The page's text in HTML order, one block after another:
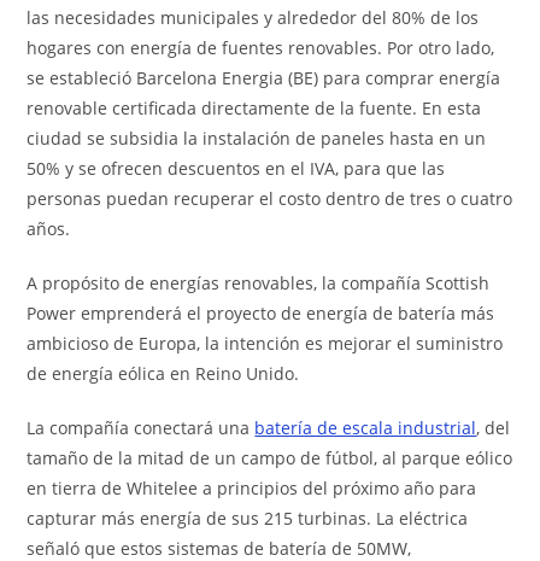
las necesidades municipales y alrededor del 80% de los
hogares con energía de fuentes renovables. Por otro lado,
se estableció Barcelona Energia (BE) para comprar energía
renovable certificada directamente de la fuente. En esta
ciudad se subsidia la instalación de paneles hasta en un
50% y se ofrecen descuentos en el IVA, para que las
personas puedan recuperar el costo dentro de tres o cuatro
años.
A propósito de energías renovables, la compañía Scottish
Power emprenderá el proyecto de energía de batería más
ambicioso de Europa, la intención es mejorar el suministro
de energía eólica en Reino Unido.
La compañía conectará una batería de escala industrial, del
tamaño de la mitad de un campo de fútbol, ​​al parque eólico
en tierra de Whitelee a principios del próximo año para
capturar más energía de sus 215 turbinas. La eléctrica
señaló que estos sistemas de batería de 50MW,